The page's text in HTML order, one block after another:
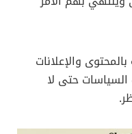
القصير نموها في
جديدة على الخط،
أكثر تفاعلية،
مسبوقة.